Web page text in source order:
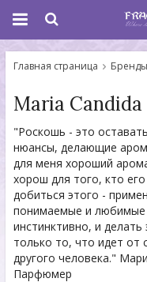
Главная страница Бренды
Maria
"Роскошь - это
нюансы, делающие
для меня хороший
хорош для того, кто
добиться этого -
понимаемые и
инстинктивно, и
только то, что идет от
другого человека."
Парфюмер